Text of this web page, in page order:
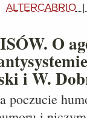
ALTERCABRIO
O
i W.
poczucie